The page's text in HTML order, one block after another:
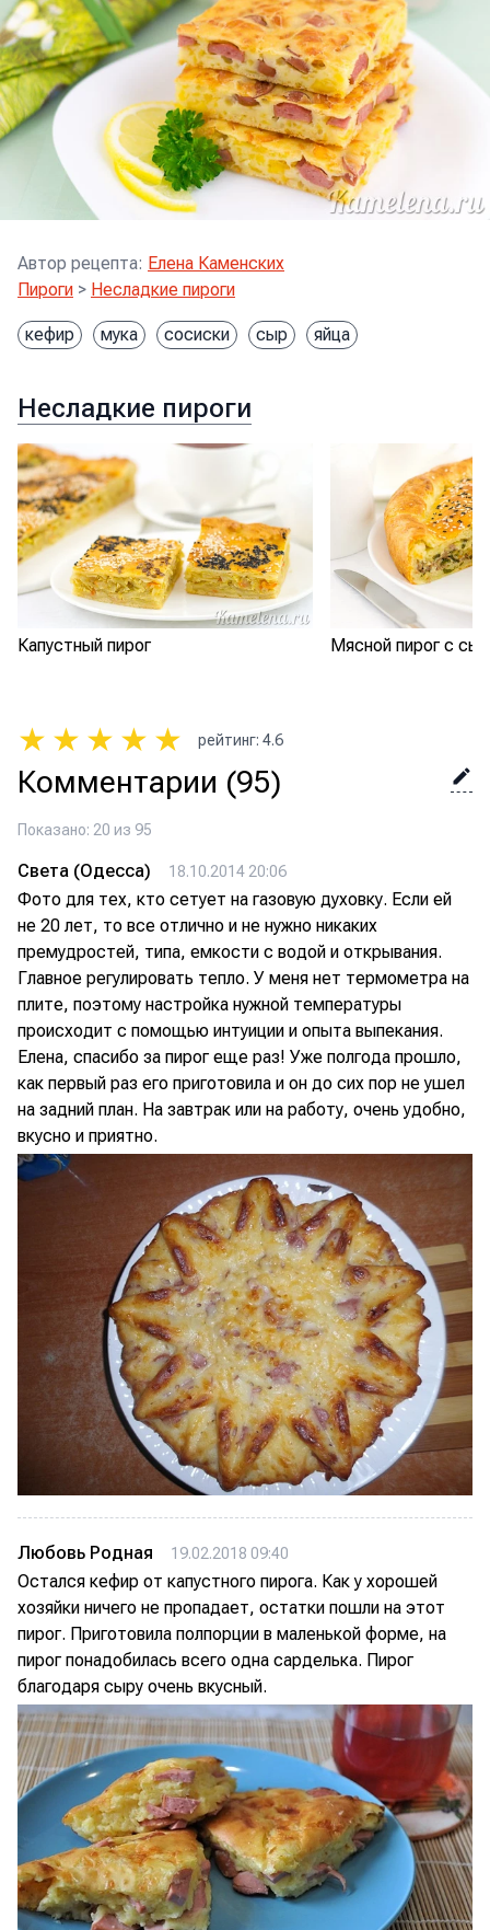
Автор рецепта: Елена Каменских
Пироги > Несладкие пироги
кефир мука сосиски сыр яйца
Несладкие пироги
Капустный пирог Мясной пирог с
★ ★ ★ ★ ★ рейтинг: 4.6
Комментарии (95)
Показано: 20 из 95
Света (Одесса) 18.10.2014 20:06
Фото для тех, кто сетует на газовую духовку. Если ей
не 20 лет, то все отлично и не нужно никаких
премудростей, типа, емкости с водой и открывания.
Главное регулировать тепло. У меня нет термометра на
плите, поэтому настройка нужной температуры
происходит с помощью интуиции и опыта выпекания.
Елена, спасибо за пирог еще раз! Уже полгода прошло,
как первый раз его приготовила и он до сих пор не ушел
на задний план. На завтрак или на работу, очень удобно,
вкусно и приятно.
Любовь Родная 19.02.2018 09:40
Остался кефир от капустного пирога. Как у хорошей
хозяйки ничего не пропадает, остатки пошли на этот
пирог. Приготовила полпорции в маленькой форме, на
пирог понадобилась всего одна сарделька. Пирог
благодаря сыру очень вкусный.